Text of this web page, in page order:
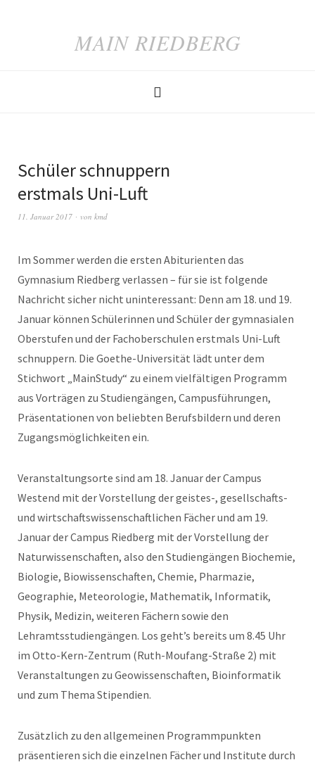
MAIN RIEDBERG
Schüler schnuppern
erstmals Uni-Luft
11. Januar 2017 von kmd
Im Sommer werden die ersten Abiturienten das
Gymnasium Riedberg verlassen – für sie ist folgende
Nachricht sicher nicht uninteressant: Denn am 18. und 19.
Januar können Schülerinnen und Schüler der gymnasialen
Oberstufen und der Fachoberschulen erstmals Uni-Luft
schnuppern. Die Goethe-Universität lädt unter dem
Stichwort „MainStudy“ zu einem vielfältigen Programm
aus Vorträgen zu Studiengängen, Campusführungen,
Präsentationen von beliebten Berufsbildern und deren
Zugangsmöglichkeiten ein.
Veranstaltungsorte sind am 18. Januar der Campus
Westend mit der Vorstellung der geistes-, gesellschafts-
und wirtschaftswissenschaftlichen Fächer und am 19.
Januar der Campus Riedberg mit der Vorstellung der
Naturwissenschaften, also den Studiengängen Biochemie,
Biologie, Biowissenschaften, Chemie, Pharmazie,
Geographie, Meteorologie, Mathematik, Informatik,
Physik, Medizin, weiteren Fächern sowie den
Lehramtsstudiengängen. Los geht’s bereits um 8.45 Uhr
im Otto-Kern-Zentrum (Ruth-Moufang-Straße 2) mit
Veranstaltungen zu Geowissenschaften, Bioinformatik
und zum Thema Stipendien.
Zusätzlich zu den allgemeinen Programmpunkten
präsentieren sich die einzelnen Fächer und Institute durch